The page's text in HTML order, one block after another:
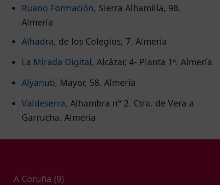
Ruano Formación, Sierra Alhamilla, 98.
Almería
Alhadra, de los Colegios, 7. Almería
La Mirada Digital, Alcázar, 4- Planta 1ª. Almería
Alyanub, Mayor, 58. Almería
Valdeserra, Alhambra nº 2. Ctra. de Vera a
Garrucha. Almería
A Coruña (9)